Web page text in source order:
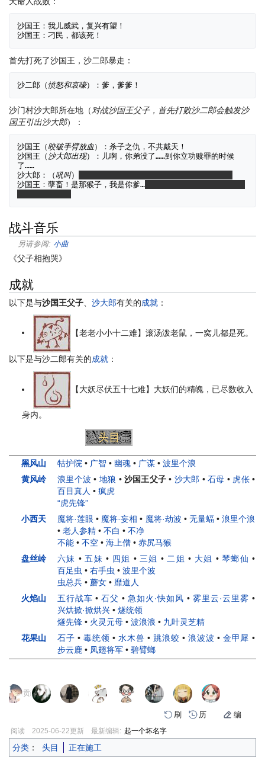
沙国王：我儿威武，复兴有望！
首先打死了沙国王，沙二郎暴走：
沙二郎（ 愤怒和哀嚎
沙门村沙大郎所在地（对战沙国王父子，首先打败沙二郎会触发沙
国王引出沙大郎）：
沙国王（咬破手臂放血）：杀子之仇，不共戴天！
沙国王（ 沙大郎出现）：儿啊，你弟没了……到你立功赎罪的时候
了……
沙大郎：（吼叫）
沙国王：孽畜！是那猴子，我是你爹…
战斗音乐
另请参阅: 小曲
《父子相抱哭》
成就
以下是与沙国王父子 沙大郎有关的成就 ：
【老老小小十二难】滚汤泼老鼠，一窝儿都是死。
以下是与沙二郎有关的成就 ：
【大妖尽伏五十七难】大妖们的精魄，已尽数收入
身内。
头目
黑风山 牯护院 • 广智 • 幽魂 • 广谋 • 波里个浪
黄风岭
浪里个波 • 地狼 • 沙国王父子 • 沙大郎 •石母 • 虎伥•
百目真人 • 疯虎
“虎先锋”
小西天
魔将·莲眼 • 魔将·妄相 • 魔将·劫波 • 无量蝠• 浪里个浪
• 老人参精 • 不白 • 不净
不能 • 不空 • 海上僧 • 赤尻马猴
盘丝岭
六妹 •五妹 • 四姐 • 三姐 • 二姐 • 大姐 • 琴螂仙 •
百足虫 • 右手虫 • 波里个波
虫总兵 • 蘑女 • 靡道人
火焰山
五行战车 •石父 • 急如火·快如风 • 雾里云·云里雾 •
兴烘掀·掀烘兴 • 燧统领
燧先锋 • 火灵元母 • 波浪浪 • 九叶灵芝精
花果山
石子 •毒统领 •水木兽 • 跳浪蛟 • 浪波波 • 金甲犀 •
步云鹿 • 凤翅将军 • 碧臂螂
页面贡献者 :
刷 历 编
阅读 2025-06-22更新 最新编辑: 起一个坏名字
分类 ： 头目 正在施工